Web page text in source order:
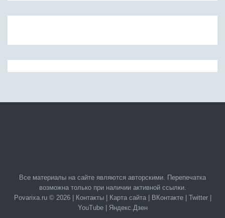
Все материалы на сайте являются авторскими. Перепечатка
возможна только при наличии активной ссылки.
Povarixa.ru © 2026 |
Контакты| Карта сайта| ВКонтакте| Twitter|
YouTube| Яндекс.Дзен